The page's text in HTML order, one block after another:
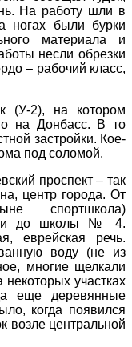
На работу шли в
ногах были бурки
материала и
несли обрезки
– рабочий класс,
(У-2), на котором
на Донбасс. В то
застройки. Кое-
под соломой.
проспект – так
центр города. От
спортшкола)
до школы № 4.
еврейская речь.
воду (не из
многие щелкали
участках
еще деревянные
когда появился
возле центральной